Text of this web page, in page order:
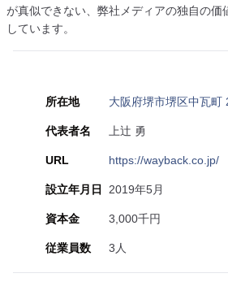
が真似できない、弊社メディアの独自の価
しています。
所在地 大阪府堺市堺区中瓦町
代表者名 上辻 勇
URL https://wayback.co.jp/
設立年月日 2019年5月
資本金 3,000千円
従業員数 3人